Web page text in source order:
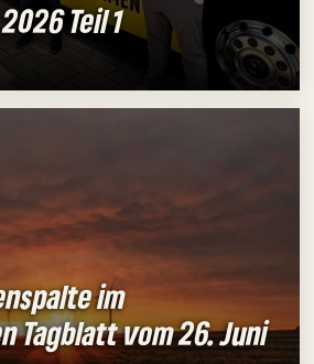
Teil 1
im
Tagblatt vom 26. Juni